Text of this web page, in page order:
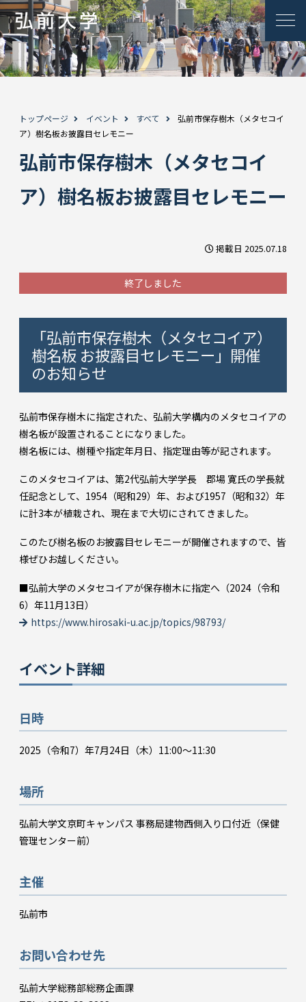
トップページ イベント すべて
弘前市保存樹木（メタセコイ
ア）樹名板お披露目セレモニー
弘前市保存樹木（メタセコイ
ア）樹名板お披露目セレモニー
掲載日 2025.07.18
終了しました
「弘前市保存樹木（メタセコイア）
樹名板 お披露目セレモニー」開催
のお知らせ
弘前市保存樹木に指定された、弘前大学構内のメタセコイアの
樹名板が設置されることになりました。
樹名板には、樹種や指定年月日、指定理由等が記されます。
このメタセコイアは、第2代弘前大学学長 郡場 寛氏の学長就
任記念として、1954（昭和29）年、および1957（昭和32）年
に計3本が植栽され、現在まで大切にされてきました。
このたび樹名板のお披露目セレモニーが開催されますので、皆
様ぜひお越しください。
■弘前大学のメタセコイアが保存樹木に指定へ（2024（令和
6）年11月13日）
https://www.hirosaki-u.ac.jp/topics/98793/
イベント詳細
日時
2025（令和7）年7月24日（木）11:00～11:30
場所
弘前大学文京町キャンパス 事務局建物西側入り口付近（保健
管理センター前）
主催
弘前市
お問い合わせ先
弘前大学総務部総務企画課